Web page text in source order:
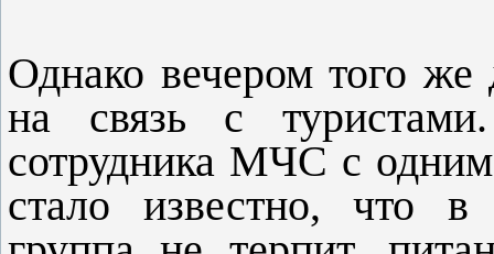
Однако вечером того же
на связь с
сотрудника МЧС с
стало известно, что в